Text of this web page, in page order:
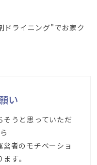
ドライニング"でお家ク
い
そうと思っていただ
者のモチベーショ
す。